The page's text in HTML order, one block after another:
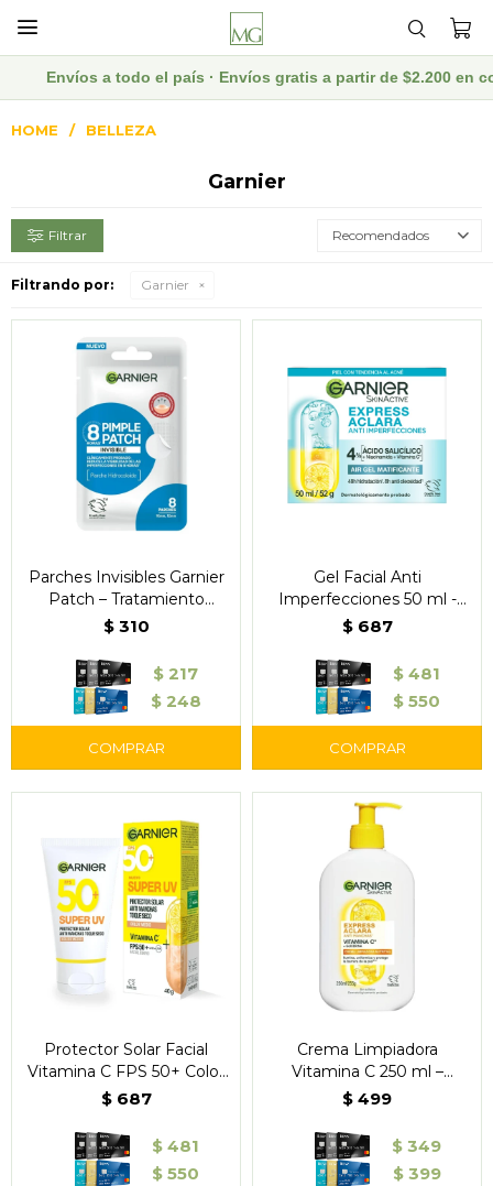

Envíos a todo el país · Envíos gratis a partir de $2.200 en
HOME BELLEZA
Garnier
Recomendados
Filtrando por: Garnier
Parches Invisibles Garnier
Patch – Tratamiento
Localizado contra Granitos
$ 310
$ 217
$ 248
Gel Facial Anti
Imperfecciones 50 ml -
Garnier Skin Active Express
$ 687
$ 481
$ 550
Protector Solar Facial
Vitamina C FPS 50+ Color
Medio 40 g - Garnier Skin
$ 687
$ 481
$ 550
Crema Limpiadora
Vitamina C 250 ml –
Garnier
$ 499
$ 349
$ 399